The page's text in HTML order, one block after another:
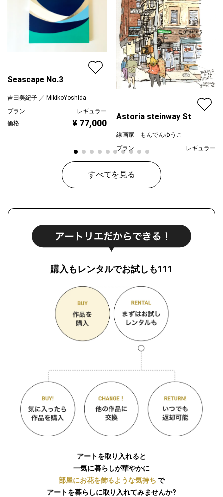
Seascape No.3
吉田美紀子 ／ MikikoYoshida
プラン
レギュラー
価格
¥ 77,000
Astoria steinway St
線画家 もんでんゆうこ
プラン
レギュラー
価格
¥ 70,000
すべてを見る
購入もレンタルでお試しも111
アートを取り入れると
一気に暮らしが華やかに
部屋にお花を飾るような気持ち で
アートを暮らしに取り入れてみませんか?